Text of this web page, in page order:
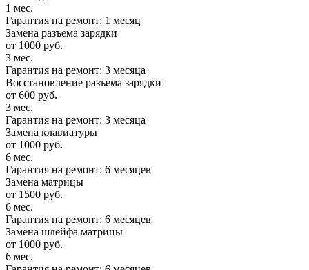
1 мес.
Гарантия на ремонт: 1 месяц
Замена разъема зарядки
от 1000 руб.
3 мес.
Гарантия на ремонт: 3 месяца
Восстановление разъема зарядки
от 600 руб.
3 мес.
Гарантия на ремонт: 3 месяца
Замена клавиатуры
от 1000 руб.
6 мес.
Гарантия на ремонт: 6 месяцев
Замена матрицы
от 1500 руб.
6 мес.
Гарантия на ремонт: 6 месяцев
Замена шлейфа матрицы
от 1000 руб.
6 мес.